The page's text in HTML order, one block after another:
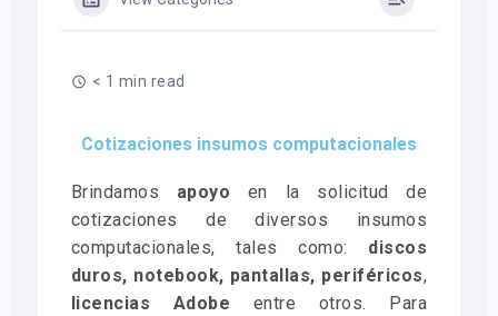
< 1 min read
Cotizaciones insumos computacionales
Brindamos apoyo en la solicitud de
cotizaciones de diversos insumos
computacionales, tales como: discos
duros, notebook, pantallas, periféricos,
licencias Adobe entre otros. Para